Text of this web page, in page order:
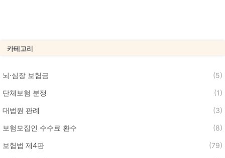
카테고리
뇌·심장 보험금 (5)
단체보험 분쟁 (1)
대법원 판례 (3)
보험모집인 수수료 환수 (8)
보험법 제4판 (79)